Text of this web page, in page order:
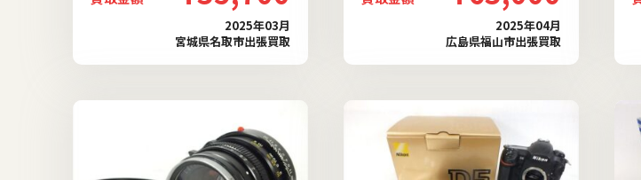
2025年03月
宮城県名取市出張買取
2025年04月
広島県福山市出張買取